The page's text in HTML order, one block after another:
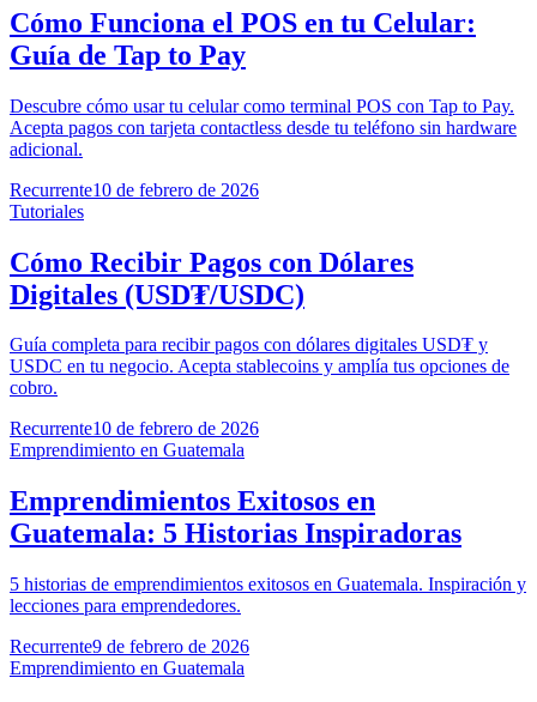
Cómo Funciona el POS en tu Celular:
Guía de Tap to Pay
Descubre cómo usar tu celular como terminal POS con Tap to Pay.
Acepta pagos con tarjeta contactless desde tu teléfono sin hardware
adicional.
Recurrente10 de febrero de 2026
Tutoriales
Cómo Recibir Pagos con Dólares
Digitales (USD₮/USDC)
Guía completa para recibir pagos con dólares digitales USD₮ y
USDC en tu negocio. Acepta stablecoins y amplía tus opciones de
cobro.
Recurrente10 de febrero de 2026
Emprendimiento en Guatemala
Emprendimientos Exitosos en
Guatemala: 5 Historias Inspiradoras
5 historias de emprendimientos exitosos en Guatemala. Inspiración y
lecciones para emprendedores.
Recurrente9 de febrero de 2026
Emprendimiento en Guatemala